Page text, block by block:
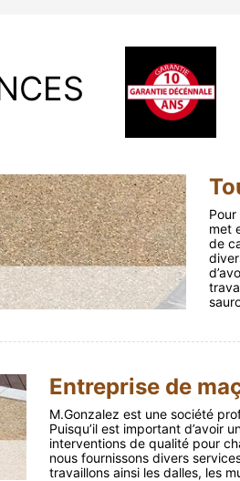
met
de
Entreprise de
M.Gonzalez est une société
Puisqu’il est important d’avoir
interventions de qualité pour
nous fournissons divers
travaillons ainsi les dalles, les